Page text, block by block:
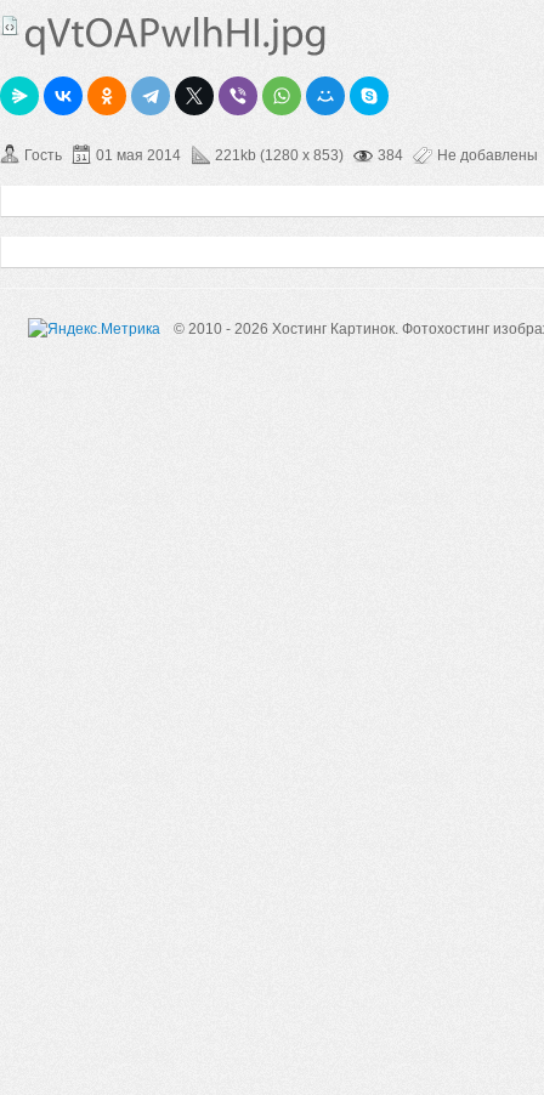
Гость 01 мая 2014 221kb (1280 x 853) 384 Не добавлены
© 2010 - 2026 Хостинг Картинок. Фотохостинг